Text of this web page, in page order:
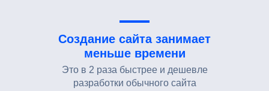
Это в 2 раза быстрее и дешевле
разработки обычного сайта
Создание сайта занимает
меньше времени